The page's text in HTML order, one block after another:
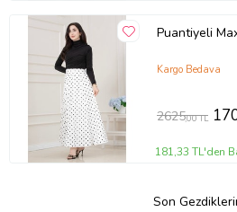
Puantiyeli
Kargo Bedava
2625,00 TL
181,33 TL'den
Son